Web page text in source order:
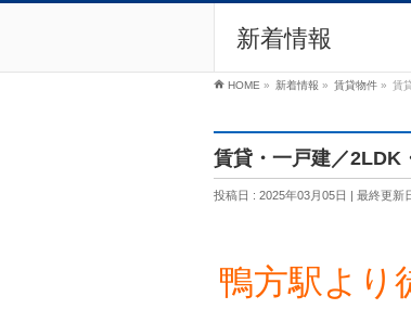
新着情報
HOME » 新着情報 » 賃貸物件 » 賃
賃貸・一戸建／2LDK
投稿日 : 2025年03月05日 最終更新
鴨方駅よ